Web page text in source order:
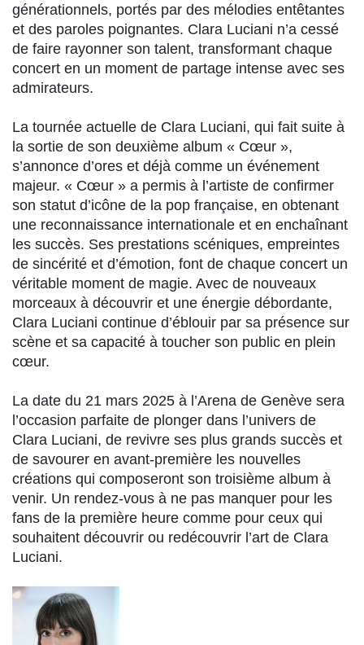
générationnels, portés par des mélodies entêtantes
et des paroles poignantes. Clara Luciani n’a cessé
de faire rayonner son talent, transformant chaque
concert en un moment de partage intense avec ses
admirateurs.
La tournée actuelle de Clara Luciani, qui fait suite à
la sortie de son deuxième album « Cœur »,
s’annonce d’ores et déjà comme un événement
majeur. « Cœur » a permis à l’artiste de confirmer
son statut d’icône de la pop française, en obtenant
une reconnaissance internationale et en enchaînant
les succès. Ses prestations scéniques, empreintes
de sincérité et d’émotion, font de chaque concert un
véritable moment de magie. Avec de nouveaux
morceaux à découvrir et une énergie débordante,
Clara Luciani continue d’éblouir par sa présence sur
scène et sa capacité à toucher son public en plein
cœur.
La date du 21 mars 2025 à l’Arena de Genève sera
l’occasion parfaite de plonger dans l’univers de
Clara Luciani, de revivre ses plus grands succès et
de savourer en avant-première les nouvelles
créations qui composeront son troisième album à
venir. Un rendez-vous à ne pas manquer pour les
fans de la première heure comme pour ceux qui
souhaitent découvrir ou redécouvrir l’art de Clara
Luciani.